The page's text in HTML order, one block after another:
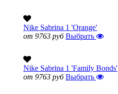
Nike Sabrina 1 'Orange'
от 9763 руб Выбрать
Nike Sabrina 1 'Family Bonds'
от 9763 руб Выбрать